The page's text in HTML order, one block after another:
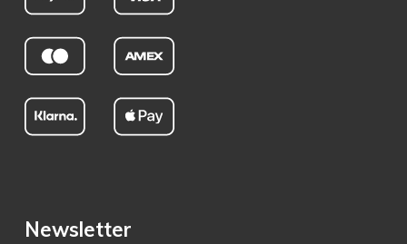
Newsletter